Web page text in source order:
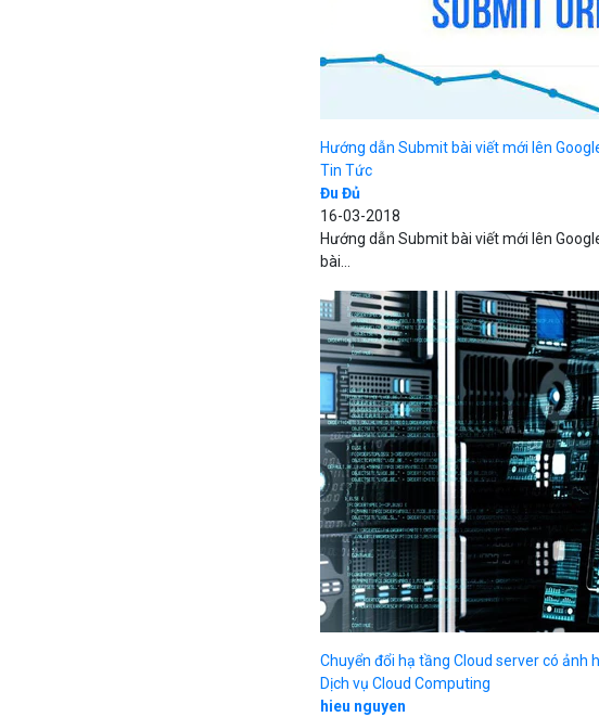
Hướng dẫn Submit bài viết mới lên
Tin Tức
Đu Đủ
16-03-2018
Hướng dẫn Submit bài viết mới lên
bài...
Chuyển đổi hạ tầng Cloud server có ảnh
Dịch vụ Cloud Computing
hieu nguyen